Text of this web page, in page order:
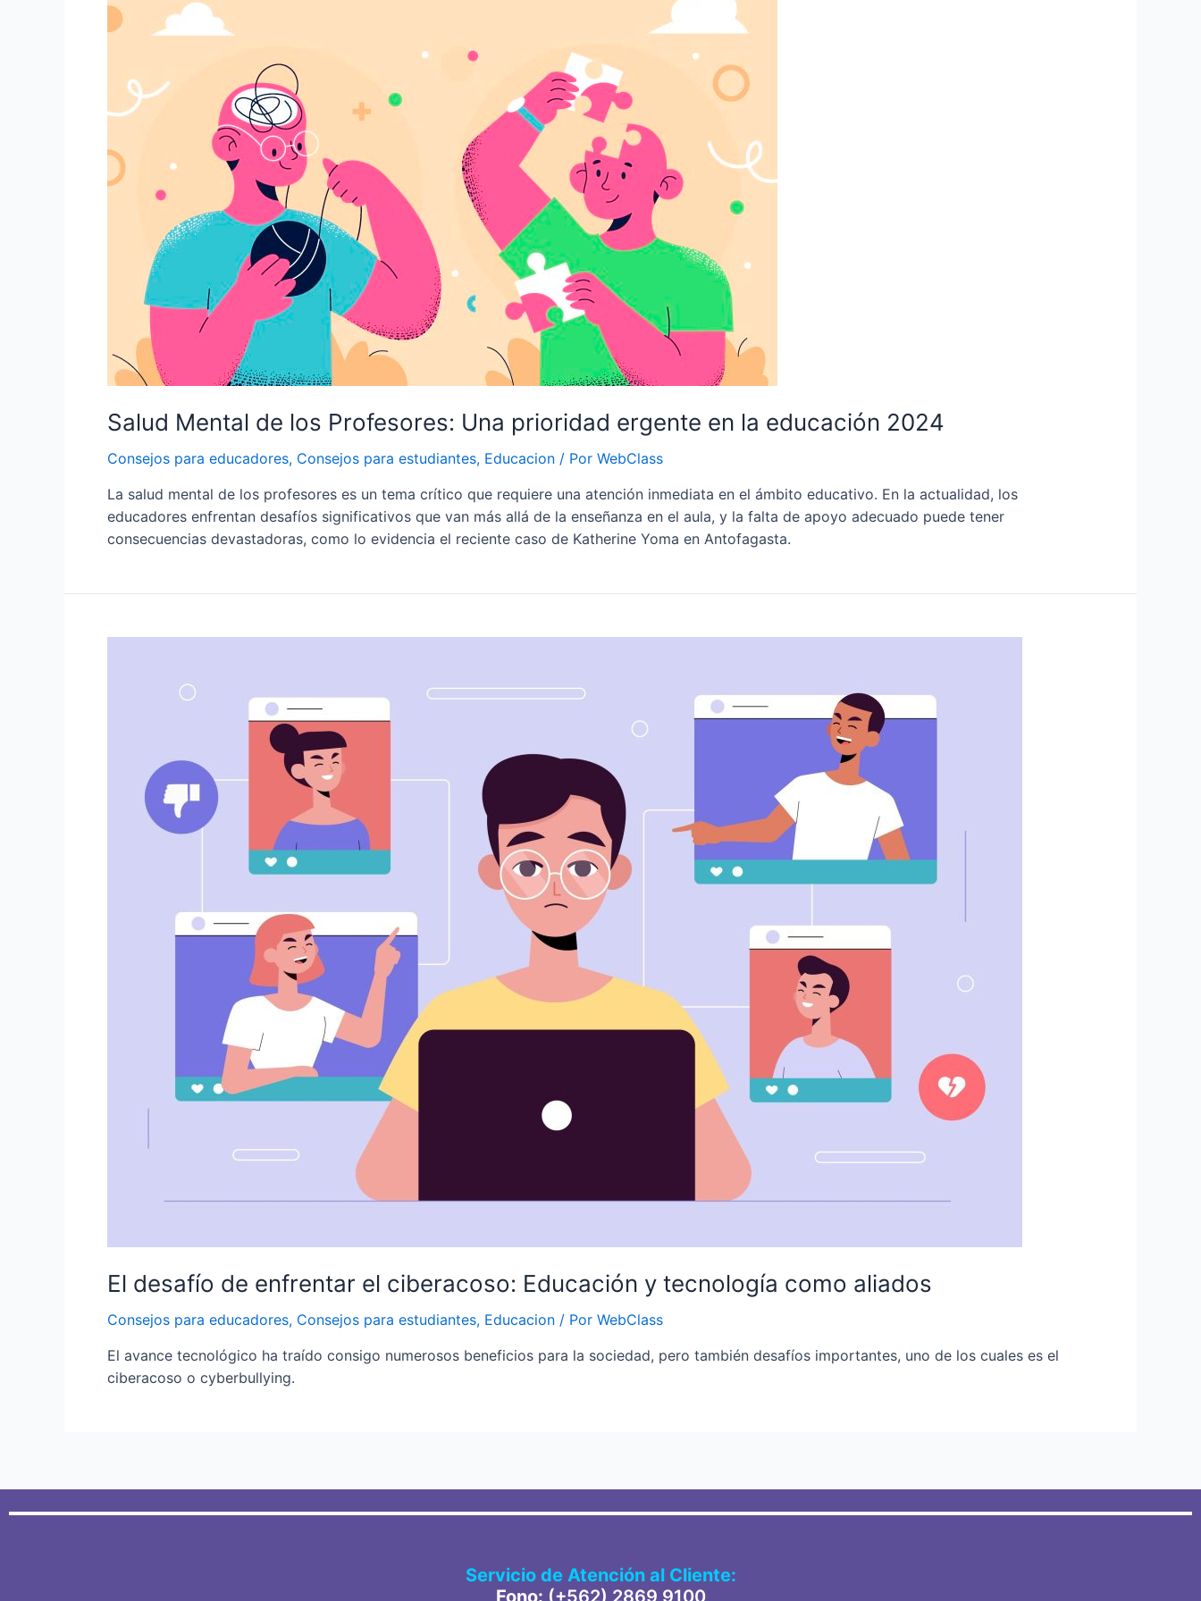
Salud Mental de los Profesores: Una prioridad ergente en la educación 2024
Consejos para educadores, Consejos para estudiantes, Educacion / Por WebClass
La salud mental de los profesores es un tema crítico que requiere una atención inmediata en el ámbito educativo. En la actualidad, los
educadores enfrentan desafíos significativos que van más allá de la enseñanza en el aula, y la falta de apoyo adecuado puede tener
consecuencias devastadoras, como lo evidencia el reciente caso de Katherine Yoma en Antofagasta.
El desafío de enfrentar el ciberacoso: Educación y tecnología como aliados
Consejos para educadores, Consejos para estudiantes, Educacion / Por WebClass
El avance tecnológico ha traído consigo numerosos beneficios para la sociedad, pero también desafíos importantes, uno de los cuales es el
ciberacoso o cyberbullying.
Servicio de Atención al Cliente:
Fono: (+562) 2869 9100